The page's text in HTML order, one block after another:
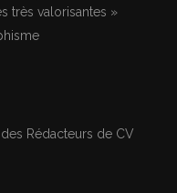
très valorisantes »
Rédacteurs de CV